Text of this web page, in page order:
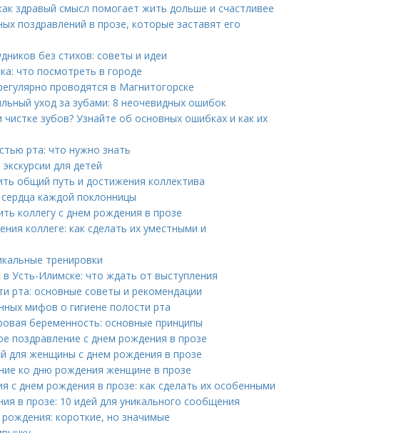
здравый смысл помогает жить дольше и счастливее
поздравлений в прозе, которые заставят его
без стихов: советы и идеи
что посмотреть в городе
проводятся в Магнитогорске
уход за зубами: 8 неочевидных ошибок
зубов? Узнайте об основных ошибках и как их
рта: что нужно знать
для детей
общий путь и достижения коллектива
каждой поклонницы
коллегу с днем рождения в прозе
коллеге: как сделать их уместными и
тренировки
Усть-Илимске: что ждать от выступления
рта: основные советы и рекомендации
мифов о гигиене полости рта
беременность: основные принципы
поздравление с днем рождения в прозе
для женщины с днем рождения в прозе
ко дню рождения женщине в прозе
с днем рождения в прозе: как сделать их особенными
в прозе: 10 идей для уникального сообщения
короткие, но значимые